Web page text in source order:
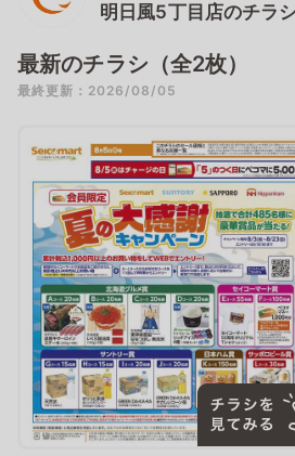
明日風5丁目店のチラ
最新のチラシ（全2枚）
最終更新：2026/08/05